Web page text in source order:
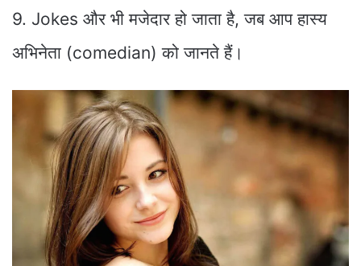
9. Jokes और भी मजेदार हो जाता है, जब आप हास्य
अभिनेता (comedian) को जानते हैं।